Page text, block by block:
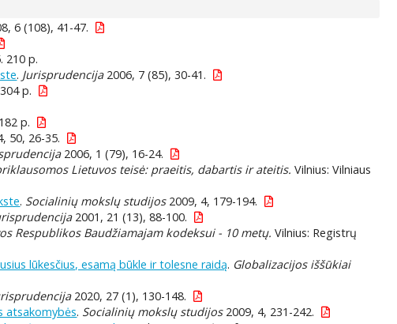
6 (108), 41-47.
210 p.
. Jurisprudencija2006, 7 (85), 30-41.
p.
p.
50, 26-35.
2006, 1 (79), 16-24.
Lietuvos teisė: praeitis, dabartis ir ateitis. Vilnius: Vilniaus
. Socialinių mokslų studijos2009, 4, 179-194.
2001, 21 (13), 88-100.
Respublikos Baudžiamajam kodeksui - 10 metų. Vilnius: Registrų
lūkesčius, esamą būkle ir tolesne raidą. Globalizacijos iššūkiai
2020, 27 (1), 130-148.
atsakomybės. Socialinių mokslų studijos2009, 4, 231-242.